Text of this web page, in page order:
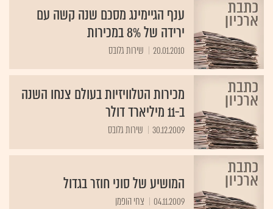
ענף הגיימינג מסכם שנה קשה עם
ירידה של 8% במכירות
20.01.2010 שירות גלובס
מכירות הטלוויזיות בעולם צנחו השנה
ב-11 מיליארד דולר
30.12.2009 שירות גלובס
המושיע של סוני חוזר בגדול
04.11.2009 צחי הופמן